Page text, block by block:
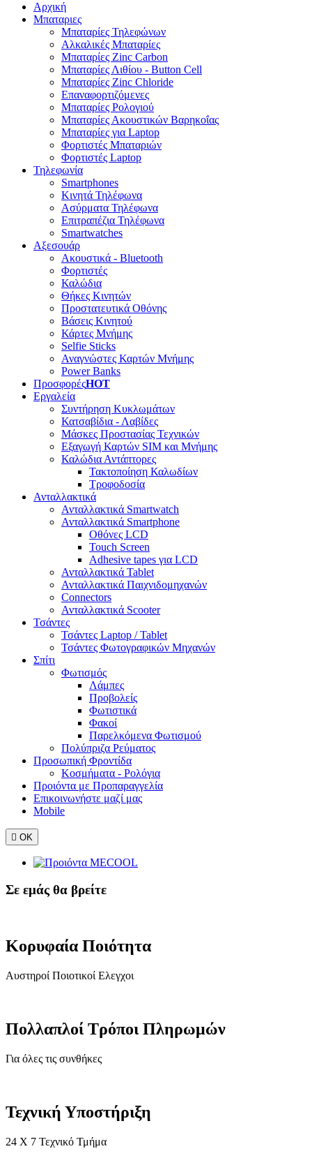
Αρχική
Μπαταριες
Μπαταρίες Τηλεφώνων
Αλκαλικές Μπαταρίες
Μπαταρίες Zinc Carbon
Μπαταρίες Λιθίου - Button Cell
Μπαταρίες Zinc Chloride
Επαναφορτιζόμενες
Μπαταρίες Ρολογιού
Μπαταρίες Ακουστικών Βαρηκοΐας
Μπαταρίες για Laptop
Φορτιστές Μπαταριών
Φορτιστές Laptop
Τηλεφωνία
Smartphones
Κινητά Τηλέφωνα
Ασύρματα Τηλέφωνα
Επιτραπέζια Τηλέφωνα
Smartwatches
Αξεσουάρ
Ακουστικά - Bluetooth
Φορτιστές
Καλώδια
Θήκες Κινητών
Προστατευτικά Οθόνης
Βάσεις Κινητού
Κάρτες Μνήμης
Selfie Sticks
Αναγνώστες Καρτών Μνήμης
Power Banks
ΠροσφορέςHOT
Εργαλεία
Συντήρηση Κυκλωμάτων
Κατσαβίδια - Λαβίδες
Μάσκες Προστασίας Τεχνικών
Εξαγωγή Καρτών SIM και Μνήμης
Καλώδια Αντάπτορες
Τακτοποίηση Καλωδίων
Τροφοδοσία
Ανταλλακτικά
Ανταλλακτικά Smartwatch
Ανταλλακτικά Smartphone
Οθόνες LCD
Touch Screen
Adhesive tapes για LCD
Ανταλλακτικά Tablet
Ανταλλακτικά Παιχνιδομηχανών
Connectors
Ανταλλακτικά Scooter
Τσάντες
Τσάντες Laptop / Tablet
Τσάντες Φωτoγραφικών Μηχανών
Σπίτι
Φωτισμός
Λάμπες
Προβολείς
Φωτιστικά
Φακοί
Παρελκόμενα Φωτισμού
Πολύπριζα Ρεύματος
Προσωπική Φροντίδα
Κοσμήματα - Ρολόγια
Προιόντα με Προπαραγγελία
Επικοινωνήστε μαζί μας
Mobile
 ΟΚ
Σε εμάς θα βρείτε
Κορυφαία Ποιότητα
Αυστηροί Ποιοτικοί Ελεγχοι
Πολλαπλοί Τρόποι Πληρωμών
Για όλες τις συνθήκες
Τεχνική Υποστήριξη
24 X 7 Τεχνικό Τμήμα